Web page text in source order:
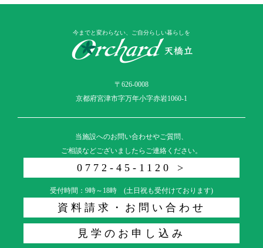
今までと変わらない、ご自分らしい暮らしを
〒626-0008
京都府宮津市字万年小字赤岩1060-1
当施設へのお問い合わせやご質問、
ご相談などございましたらご連絡ください。
0772-45-1120 >
受付時間：9時～18時 (土日祝も受付けております)
資料請求・お問い合わせ
見学のお申し込み